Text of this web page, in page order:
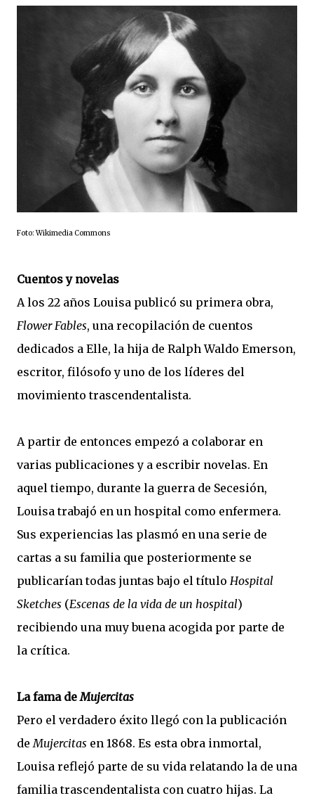
Foto: Wikimedia Commons
Cuentos y novelas
A los 22 años Louisa publicó su primera obra,
Flower Fables, una recopilación de cuentos
dedicados a Elle, la hija de Ralph Waldo Emerson,
escritor, filósofo y uno de los líderes del
movimiento trascendentalista.
A partir de entonces empezó a colaborar en
varias publicaciones y a escribir novelas. En
aquel tiempo, durante la guerra de Secesión,
Louisa trabajó en un hospital como enfermera.
Sus experiencias las plasmó en una serie de
cartas a su familia que posteriormente se
publicarían todas juntas bajo el título Hospital
Sketches (Escenas de la vida de un hospital)
recibiendo una muy buena acogida por parte de
la crítica.
La fama deMujercitas
Pero el verdadero éxito llegó con la publicación
de Mujercitas en 1868. Es esta obra inmortal,
Louisa reflejó parte de su vida relatando la de una
familia trascendentalista con cuatro hijas. La